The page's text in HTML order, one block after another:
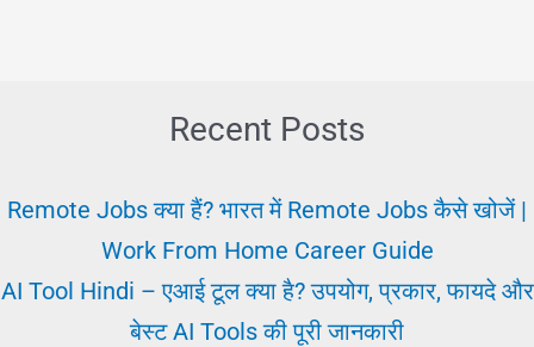
व्यापार
योजना
Recent Posts
Remote Jobs क्या हैं? भारत में Remote Jobs कैसे खोजें |
Work From Home Career Guide
AI Tool Hindi – एआई टूल क्या है? उपयोग, प्रकार, फायदे और
बेस्ट AI Tools की पूरी जानकारी